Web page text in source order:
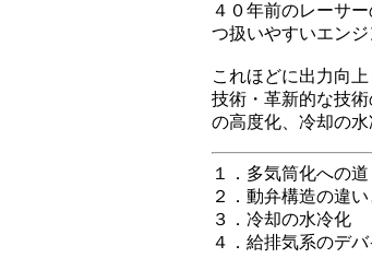
４０年前のレーサ
つ扱いやすいエンジ
これほどに出力向
技術・革新的な技
の高度化、冷却の
１．多気筒化への道
２．動弁構造の違
３．冷却の水冷化
４．給排気系のデバ